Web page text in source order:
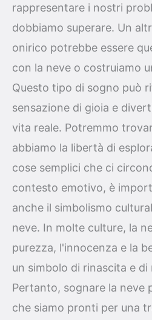
rappresentare i nostri
dobbiamo superare. Un
onirico potrebbe essere
con la neve o costruiamo
Questo tipo di sogno può
sensazione di gioia e
vita reale. Potremmo
abbiamo la libertà di
cose semplici che ci
contesto emotivo, è
anche il simbolismo
neve. In molte culture, la
purezza, l'innocenza e la
un simbolo di rinascita e
Pertanto, sognare la neve
che siamo pronti per una